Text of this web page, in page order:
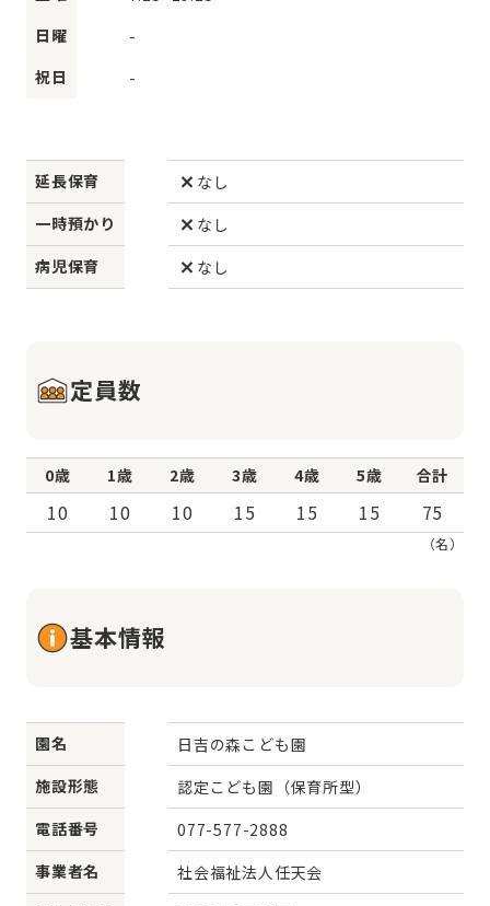
日曜
-
祝日
-
延長保育
なし
一時預かり
なし
病児保育
なし
定員数
0歳 1歳 2歳 3歳 4歳 5歳 合計
10 10 10 15 15 15 75
（名）
基本情報
園名
日吉の森こども園
施設形態
認定こども園（保育所型）
電話番号
077-577-2888
事業者名
社会福祉法人任天会